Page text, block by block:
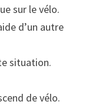
sur le vélo.
d’un autre
situation.
de vélo.